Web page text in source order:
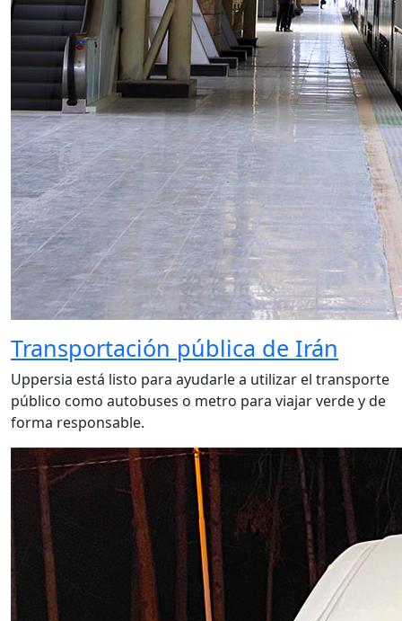
Transportación pública de Irán
Uppersia está listo para ayudarle a utilizar el transporte
público como autobuses o metro para viajar verde y de
forma responsable.